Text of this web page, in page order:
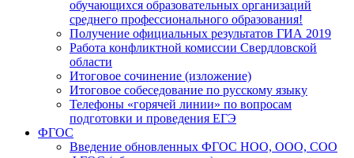
обучающихся образовательных организаций
среднего профессионального образования!
Получение официальных результатов ГИА 2019
Работа конфликтной комиссии Свердловской
области
Итоговое сочинение (изложение)
Итоговое собеседование по русскому языку
Телефоны «горячей линии» по вопросам
подготовки и проведения ЕГЭ
ФГОС
Введение обновленных ФГОС НОО, ООО, СОО